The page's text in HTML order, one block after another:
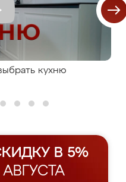
кухню
В 5%